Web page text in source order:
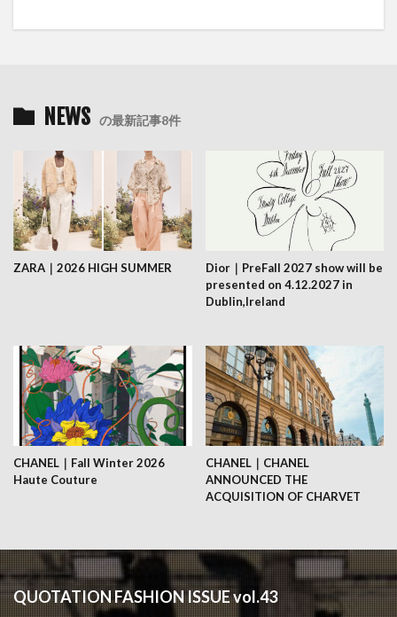
NEWS の最新記事8件
ZARA｜2026 HIGH SUMMER
Dior｜PreFall 2027 show will be
presented on 4.12.2027 in
Dublin,Ireland
CHANEL｜Fall Winter 2026
Haute Couture
CHANEL｜CHANEL
ANNOUNCED THE
ACQUISITION OF CHARVET
QUOTATION FASHION ISSUE vol.43